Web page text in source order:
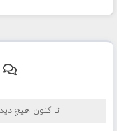
تا کنون هیچ